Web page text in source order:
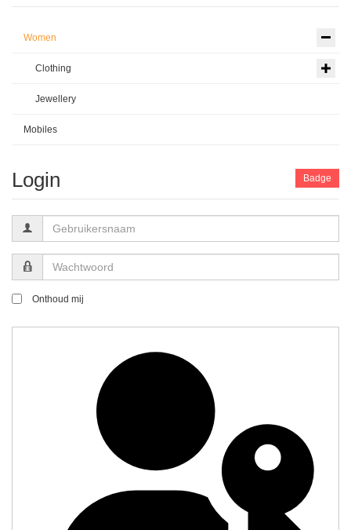
Women
Clothing
Jewellery
Mobiles
Login
Gebruikersnaam
Wachtwoord
Onthoud mij
Badge